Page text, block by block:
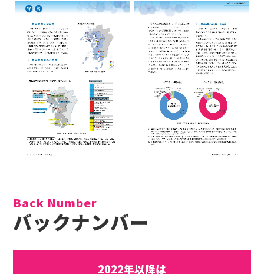
Back Number
バックナンバー
2022年以降は